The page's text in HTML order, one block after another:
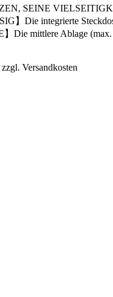
SEINE
】Die integrierte
Die mittlere Ablage (max.
Versandkosten